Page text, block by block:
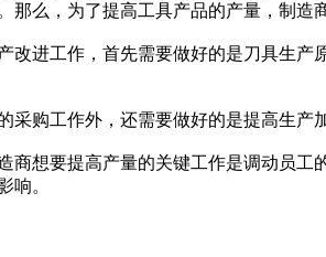
那么，为了提高工具产品的产量，制造
改进工作，首先需要做好的是刀具生
采购工作外，还需要做好的是提高生
商想要提高产量的关键工作是调动员
响。